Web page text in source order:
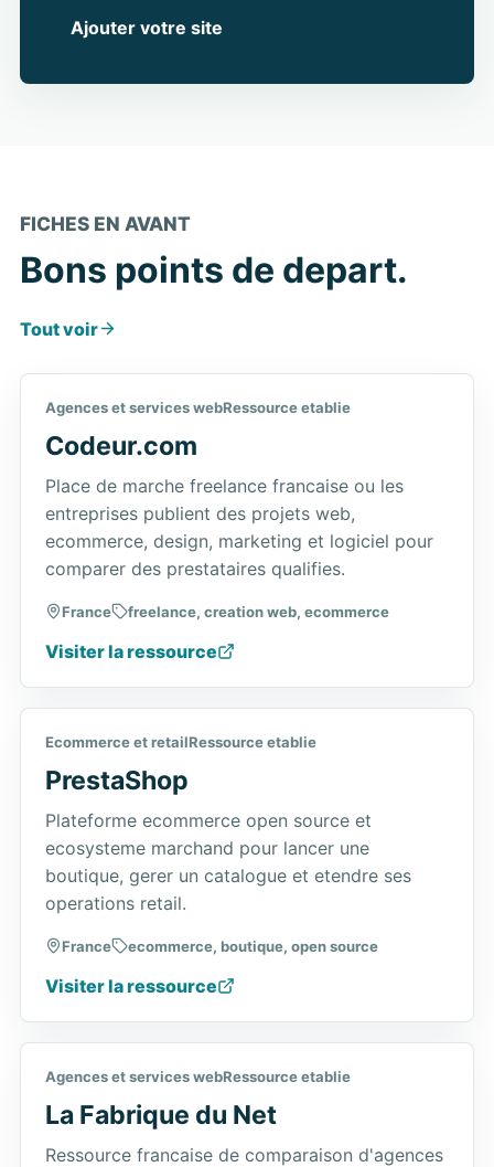
Ajouter votre site
FICHES EN AVANT
Bons points de depart.
Tout voir
Agences et services webRessource etablie
Codeur.com
Place de marche freelance francaise ou les
entreprises publient des projets web,
ecommerce, design, marketing et logiciel pour
comparer des prestataires qualifies.
France freelance, creation web, ecommerce
Visiter la ressource
Ecommerce et retailRessource etablie
PrestaShop
Plateforme ecommerce open source et
ecosysteme marchand pour lancer une
boutique, gerer un catalogue et etendre ses
operations retail.
France ecommerce, boutique, open source
Visiter la ressource
Agences et services webRessource etablie
La Fabrique du Net
Ressource francaise de comparaison d'agences